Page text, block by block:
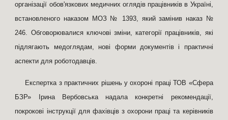
організації обов'язкових медичних оглядів працівників в Україні,
встановленого наказом МОЗ № 1393, який замінив наказ №
246. Обговорювалися ключові зміни, категорії працівників, які
підлягають медоглядам, нові форми документів і практичні
аспекти для роботодавців.
Експертка з практичних рішень у охороні праці ТОВ «Сфера
БЗР» Ірина Вербовська надала конкретні рекомендації,
покрокові інструкції для фахівців з охорони праці та керівників